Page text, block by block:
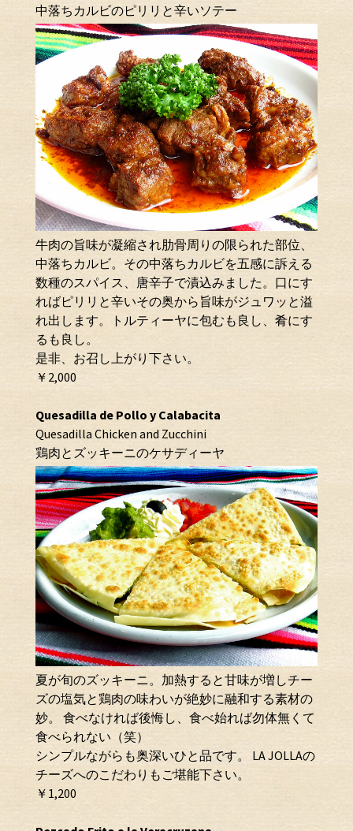
中落ちカルビのピリリと辛いソテー
牛肉の旨味が凝縮され肋骨周りの限られた部位、
中落ちカルビ。その中落ちカルビを五感に訴える
数種のスパイス、唐辛子で漬込みました。口にす
ればピリリと辛いその奥から旨味がジュワッと溢
れ出します。トルティーヤに包むも良し、肴にす
るも良し。
是非、お召し上がり下さい。
￥2,000
Quesadilla de Pollo y Calabacita
Quesadilla Chicken and Zucchini
鶏肉とズッキーニのケサディーヤ
夏が旬のズッキーニ。加熱すると甘味が増しチー
ズの塩気と鶏肉の味わいが絶妙に融和する素材の
妙。 食べなければ後悔し、食べ始れば勿体無くて
食べられない（笑）
シンプルながらも奥深いひと品です。 LA JOLLAの
チーズへのこだわりもご堪能下さい。
￥1,200